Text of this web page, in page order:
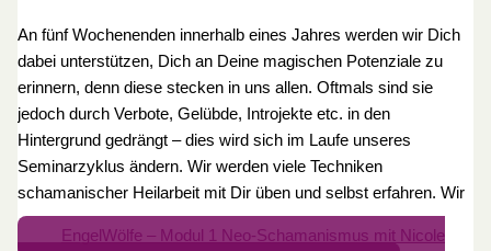
An fünf Wochenenden innerhalb eines Jahres werden wir Dich
dabei unterstützen, Dich an Deine magischen Potenziale zu
erinnern, denn diese stecken in uns allen. Oftmals sind sie
jedoch durch Verbote, Gelübde, Introjekte etc. in den
Hintergrund gedrängt – dies wird sich im Laufe unseres
Seminarzyklus ändern. Wir werden viele Techniken
schamanischer Heilarbeit mit Dir üben und selbst erfahren. Wir
EngelWölfe – Modul 1 Neo-Schamanismus mit Nicole